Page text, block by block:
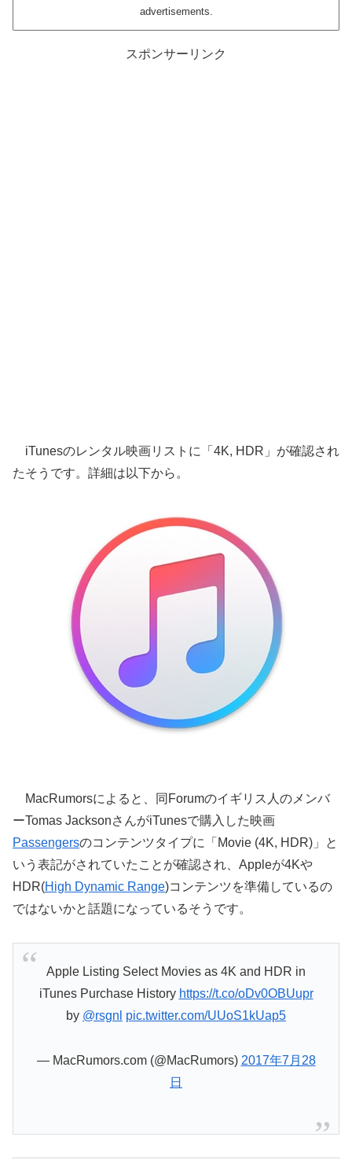
advertisements.
スポンサーリンク
iTunesのレンタル映画リストに「4K, HDR」が確認され
たそうです。詳細は以下から。
MacRumorsによると、同Forumのイギリス人のメンバ
ーTomas JacksonさんがiTunesで購入した映画
Passengersのコンテンツタイプに「Movie (4K, HDR)」と
いう表記がされていたことが確認され、Appleが4Kや
HDR(High Dynamic Range)コンテンツを準備しているの
ではないかと話題になっているそうです。
Apple Listing Select Movies as 4K and HDR in
iTunes Purchase History https://t.co/oDv0OBUupr
by @rsgnl pic.twitter.com/UUoS1kUap5
— MacRumors.com (@MacRumors) 2017年7月28
日